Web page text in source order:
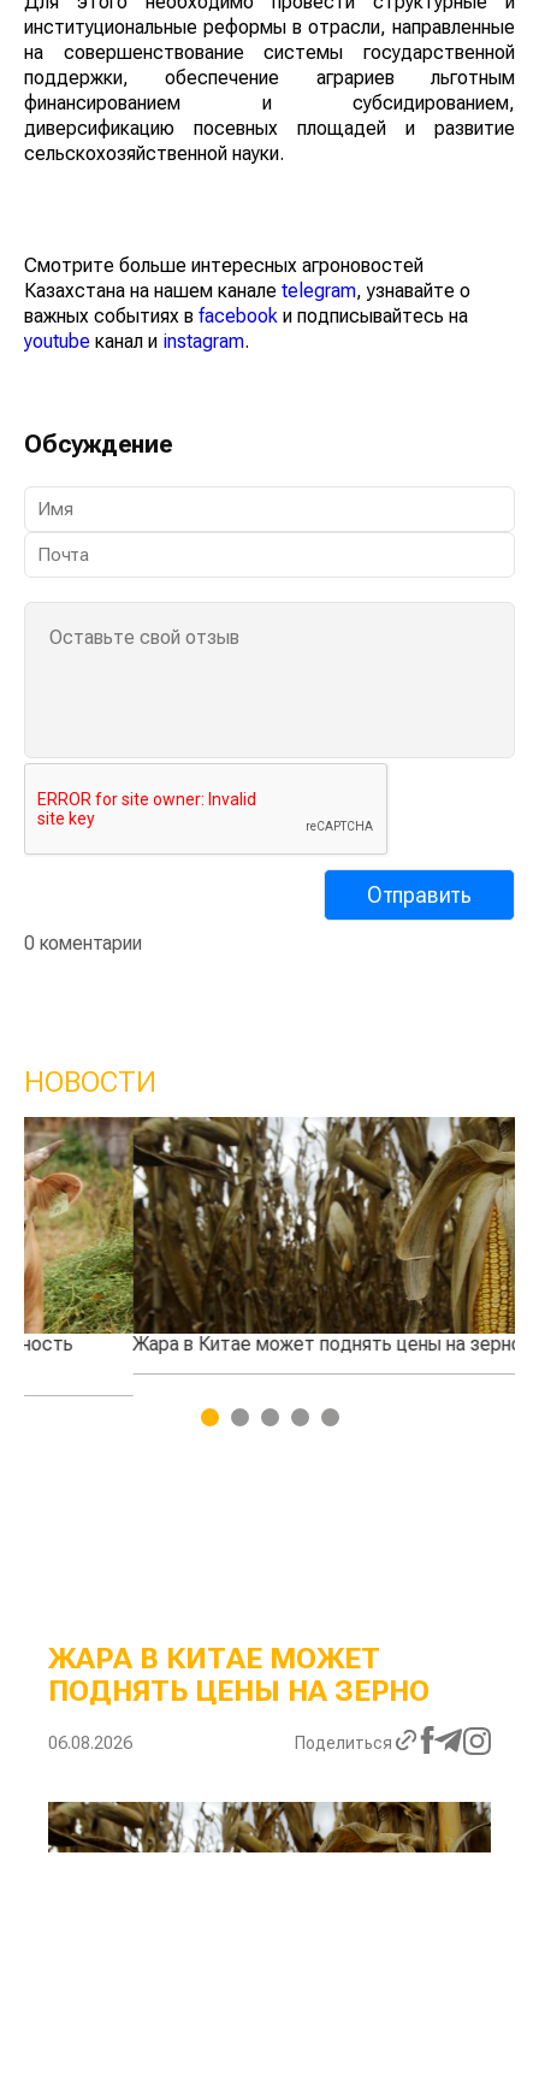
институциональные реформы в отрасли, направленные
на совершенствование системы государственной
поддержки, обеспечение аграриев льготным
финансированием и субсидированием,
диверсификацию посевных площадей и развитие
сельскохозяйственной науки.
Смотрите больше интересных агроновостей
Казахстана на нашем канале telegram, узнавайте о
важных событиях в facebook и подписывайтесь на
youtube канал и instagram.
Обсуждение
0 коментарии
НОВОСТИ
Жара в Китае может поднять цены на зерно
1 2 3 4 5
ЖАРА В КИТАЕ МОЖЕТ
ПОДНЯТЬ ЦЕНЫ НА ЗЕРНО
06.08.2026 Поделиться